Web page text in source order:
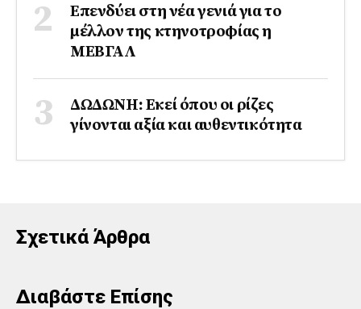
Επενδύει στη νέα γενιά για το
μέλλον της κτηνοτροφίας η
ΜΕΒΓΑΛ
ΔΩΔΩΝΗ: Εκεί όπου οι ρίζες
γίνονται αξία και αυθεντικότητα
Σχετικά Άρθρα
Διαβάστε Επίσης